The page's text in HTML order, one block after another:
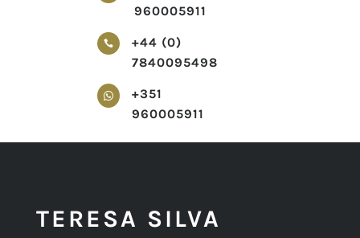
960005911

+44 (0)
7840095498

+351
960005911
TERESA SILVA